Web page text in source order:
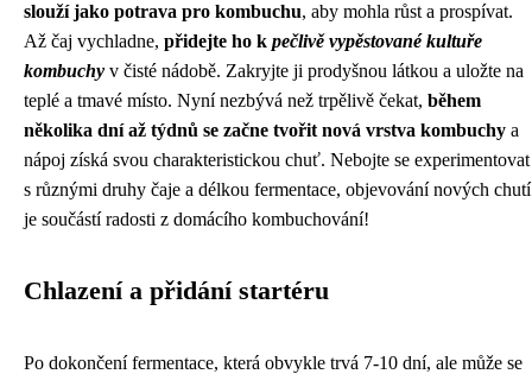
slouží jako potrava pro kombuchu, aby mohla růst a prospívat.
Až čaj vychladne, přidejte ho k pečlivě vypěstované kultuře
kombuchy v čisté nádobě. Zakryjte ji prodyšnou látkou a uložte na
teplé a tmavé místo. Nyní nezbývá než trpělivě čekat, během
několika dní až týdnů se začne tvořit nová vrstva kombuchy a
nápoj získá svou charakteristickou chuť. Nebojte se experimentovat
s různými druhy čaje a délkou fermentace, objevování nových chutí
je součástí radosti z domácího kombuchování!
Chlazení a přidání startéru
Po dokončení fermentace, která obvykle trvá 7-10 dní, ale může se